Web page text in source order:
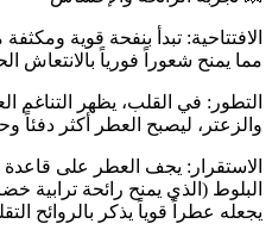
الافتتاحية: تبدأ بنفحة قوية
مما يمنح شعوراً فورياً بالانتعاش
التطور: في القلب، يظهر التناغم
والزعتر، ليصبح العطر أكثر دفئاً
الاستقرار: يجف العطر على
البلوط (الذي يمنح رائحة ترابية
يجعله عطراً قوياً يذكر بالروائح